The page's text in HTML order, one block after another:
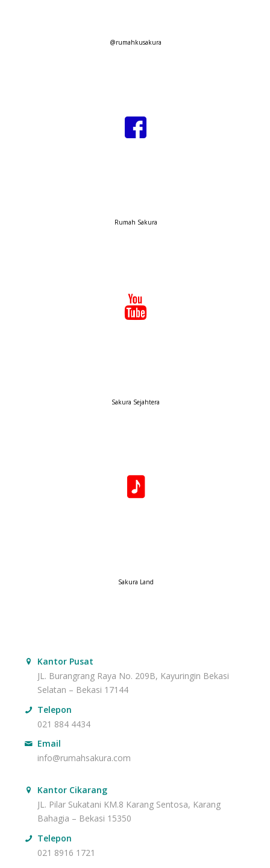
@rumahkusakura
Rumah Sakura
Sakura Sejahtera
Sakura Land
Kantor Pusat
JL. Burangrang Raya No. 209B, Kayuringin Bekasi
Selatan – Bekasi 17144
Telepon
021 884 4434
Email
info@rumahsakura.com
Kantor Cikarang
JL. Pilar Sukatani KM.8 Karang Sentosa, Karang
Bahagia – Bekasi 15350
Telepon
021 8916 1721